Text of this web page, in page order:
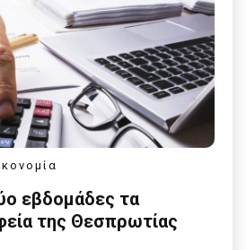
εβδομάδες τα
της Θεσπρωτίας